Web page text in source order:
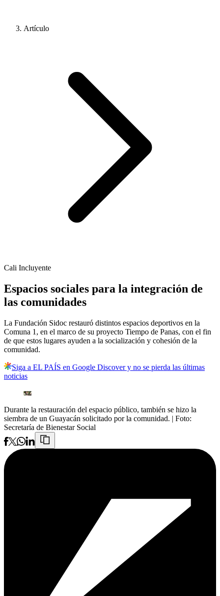
Artículo
Cali Incluyente
Espacios sociales para la integración de
las comunidades
La Fundación Sidoc restauró distintos espacios deportivos en la
Comuna 1, en el marco de su proyecto Tiempo de Panas, con el fin
de que estos lugares ayuden a la socialización y cohesión de la
comunidad.
Siga a EL PAÍS en Google Discover y no se pierda las últimas
noticias
Durante la restauración del espacio público, también se hizo la
siembra de un Guayacán solicitado por la comunidad. | Foto:
Secretaría de Bienestar Social